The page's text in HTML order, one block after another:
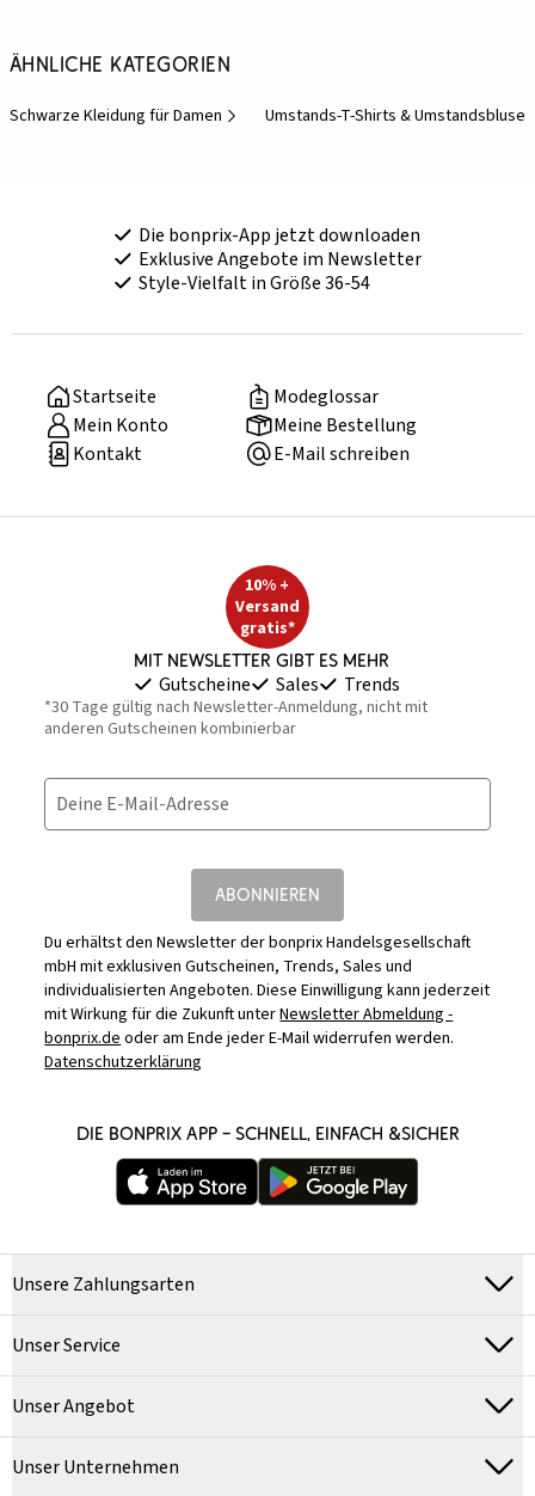
Ähnliche Kategorien
Schwarze Kleidung für Damen Umstands-T-Shirts & Umstandsblusen
Die bonprix-App jetzt downloaden
Exklusive Angebote im Newsletter
Style-Vielfalt in Größe 36-54
Startseite
Modeglossar
Mein Konto
Meine Bestellung
Kontakt
E-Mail schreiben
10% +
Versand
gratis*
Mit Newsletter gibt es mehr
Gutscheine Sales Trends
*30 Tage gültig nach Newsletter-Anmeldung, nicht mit
anderen Gutscheinen kombinierbar
Deine E-Mail-Adresse
ABONNIEREN
Du erhältst den Newsletter der bonprix Handelsgesellschaft
mbH mit exklusiven Gutscheinen, Trends, Sales und
individualisierten Angeboten. Diese Einwilligung kann jederzeit
mit Wirkung für die Zukunft unterNewsletter Abmeldung -
bonprix.deoder am Ende jeder E-Mail widerrufen werden.
Datenschutzerklärung
DIE BONPRIX APP – SCHNELL, EINFACH &SICHER
Unsere Zahlungsarten
Unser Service
Unser Angebot
Unser Unternehmen